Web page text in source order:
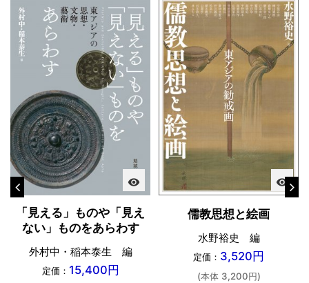
visibility
「見える」ものや「見え
ない」ものをあらわす
外村中・稲本泰生 編
定価： 15,400円
visibility
儒教思想と絵画
水野裕史 編
定価： 3,520円
(本体 3,200円)